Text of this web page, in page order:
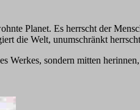
Planet. Es herrscht der
die Welt, unumschränkt
Werkes, sondern mitten